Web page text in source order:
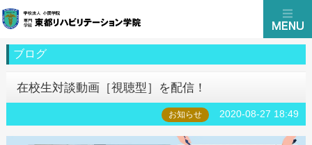
ブログ
在校生対談動画［視聴型］を配信！
お知らせ 2020-08-27 18:49